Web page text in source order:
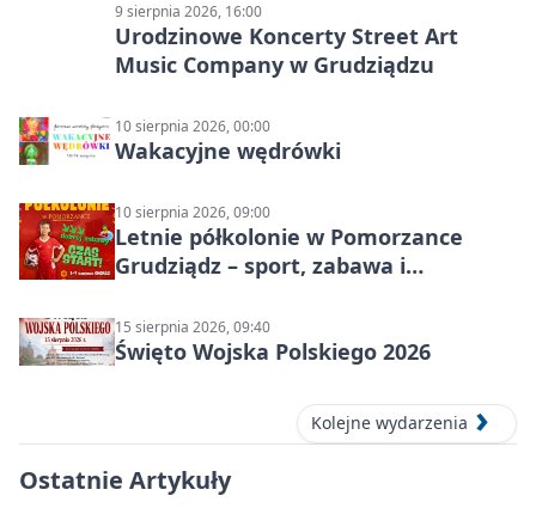
9 sierpnia 2026, 16:00
Urodzinowe Koncerty Street Art
Music Company w Grudziądzu
10 sierpnia 2026, 00:00
Wakacyjne wędrówki
10 sierpnia 2026, 09:00
Letnie półkolonie w Pomorzance
Grudziądz – sport, zabawa i
15 sierpnia 2026, 09:40
Święto Wojska Polskiego 2026
Kolejne wydarzenia
Ostatnie Artykuły